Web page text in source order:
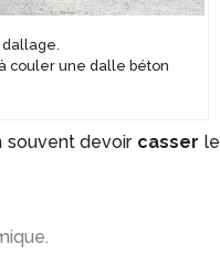
dallage.
couler une dalle béton
souvent devoir casser le